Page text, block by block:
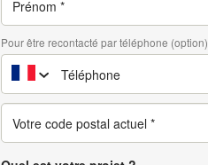
Pour être recontacté par téléphone (option)